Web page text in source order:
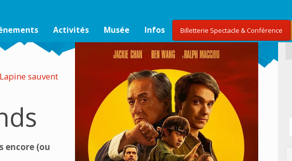
Activités Musée Infos Billetterie Spectacle & Conférence
sauvent
encore (ou